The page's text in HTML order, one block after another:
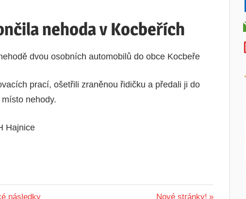
nehoda v Kocbeřích
dvou osobních automobilů do obce Kocbeře
prací, ošetřili zraněnou řidičku a předali ji do
nehody.
Hajnice
následky
Další
Nové stránky!